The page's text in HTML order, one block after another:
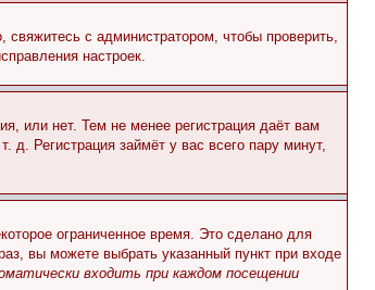
с администратором, чтобы проверить,
настроек.
или нет. Тем не менее регистрация даёт вам
Регистрация займёт у вас всего пару минут,
ограниченное время. Это сделано для
вы можете выбрать указанный пункт при входе
входить при каждом посещении